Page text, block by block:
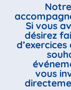
Si vous
désirez
vous